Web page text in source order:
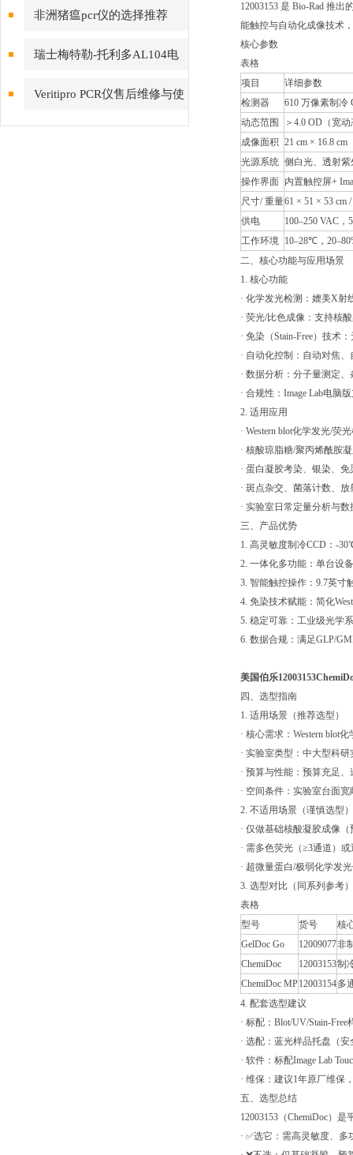
非洲猪瘟pcr仪的选择推荐
瑞士梅特勒-托利多AL104电
Veritipro PCR仪售后维修与使
用操作步骤
12003153 是 Bio-Rad 推
能触控与自动化成像技术
核心参数
表格
项目
详细参数
检测器
610 万像素制冷
动态范围
＞4.0 OD（宽
成像面积 21 cm × 16.8 cm
光源系统 侧白光、透射紫
操作界面 内置触控屏+
尺寸/ 重量61 × 51 × 53 cm
供电
100–250 VAC，
工作环境 10–28℃，
二、核心功能与应用场景
1. 核心功能
· 化学发光检测：媲美X
· 荧光/比色成像：支持核
· 免染（Stain-Free）技术
· 自动化控制：自动对焦
· 数据分析：分子量测定
· 合规性：Image Lab电脑
2. 适用应用
· Western blot化学发光/荧
· 核酸琼脂糖/聚丙烯酰胺
· 蛋白凝胶考染、银染、免
· 斑点杂交、菌落计数、放
· 实验室日常定量分析与数
三、产品优势
1. 高灵敏度制冷CCD：-
2. 一体化多功能：单台设
3. 智能触控操作：9.7英寸
4. 免染技术赋能：简化
5. 稳定可靠：工业级光学
6. 数据合规：满足GLP/
美国伯乐
四、选型指南
1. 适用场景（推荐选型）
· 核心需求：Western blot
· 实验室类型：中大型科
· 预算与性能：预算充足
· 空间条件：实验室台面
2. 不适用场景（谨慎选型）
· 仅做基础核酸凝胶成像（
· 需多色荧光（≥3通道）
· 超微量蛋白/极弱化学发
3. 选型对比（同系列参考）
表格
型号
货号
核
GelDoc Go
12009077非
ChemiDoc
12003153制
ChemiDoc MP12003154多
4. 配套选型建议
· 标配：Blot/UV/Stain-
· 选配：蓝光样品托盘（
· 软件：标配Image Lab
· 维保：建议1年原厂维保
五、选型总结
12003153（ChemiDoc）
· ✅选它：需高灵敏度、